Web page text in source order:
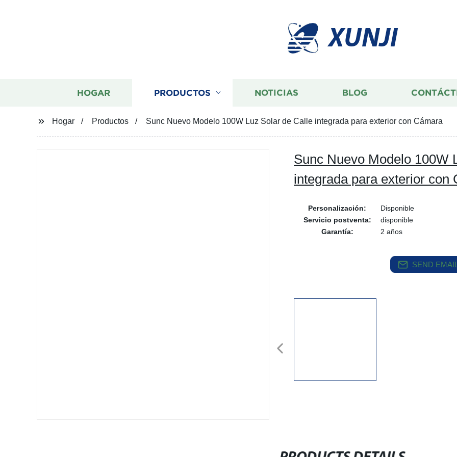
XUNJI
HOGAR PRODUCTOS NOTICIAS BLOG
Hogar Productos Sunc Nuevo Modelo 100W Luz Solar de Calle integrada para exterior con Cámara
Sunc Nuevo Modelo 100W
integrada para exterior con
Personalización:
Disponible
Servicio postventa:
disponible
Garantía:
2 años
SEND